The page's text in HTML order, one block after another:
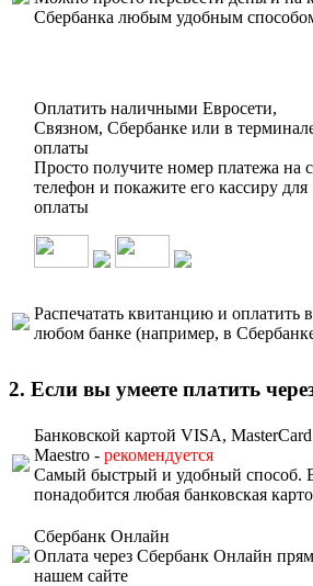
Сбербанка любым удобным
Оплатить наличными Евросети,
Связном, Сбербанке или в
оплаты
Просто получите номер платежа на
телефон и покажите его кассиру для
оплаты
Распечатать квитанцию и оплатить в
любом банке (например, в
2. Если вы умеете платить
Банковской картой VISA,
Maestro - рекомендуется
Самый быстрый и удобный способ.
понадобится любая банковская
Сбербанк Онлайн
Оплата через Сбербанк Онлайн
нашем сайте